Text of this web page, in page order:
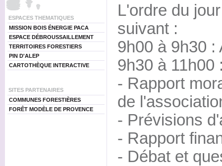
ESPACES THEMATIQUES
MISSION BOIS ÉNERGIE PACA
ESPACE DÉBROUSSAILLEMENT
TERRITOIRES FORESTIERS
PIN D'ALEP
CARTOTHÈQUE INTERACTIVE
SITES PARTENAIRES
COMMUNES FORESTIÈRES
FORÊT MODÈLE DE PROVENCE
L'ordre du
suivant :
9h00 à 9h30 :
9h30 à 11h00
- Rapport
de
- Prévisions
- Rapport
- Débat et